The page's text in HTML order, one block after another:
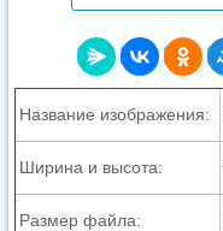
Название изображения:
Ширина и высота:
Размер файла: